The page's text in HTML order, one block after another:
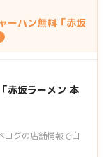
ーハン無料「赤坂
赤坂ラーメン 本
ログの店舗情報で自